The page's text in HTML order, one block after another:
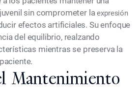
sin comprometer laexpresión
efectos artificiales. Su enfoque
del equilibrio, realzando
mientras se preserva la
Mantenimiento